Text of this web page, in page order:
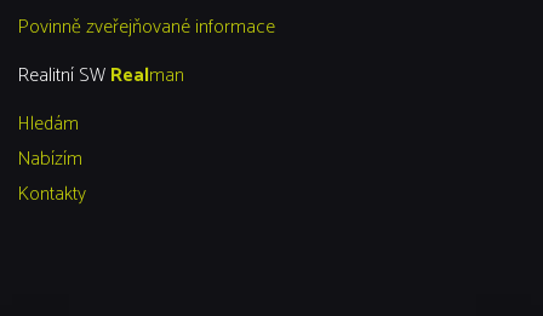
Povinně zveřejňované informace
Realitní SWRealman
Hledám
Nabízím
Kontakty